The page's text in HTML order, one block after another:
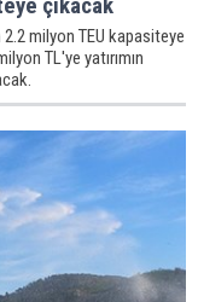
çıkacak
milyon TEU kapasiteye
TL'ye yatırımın